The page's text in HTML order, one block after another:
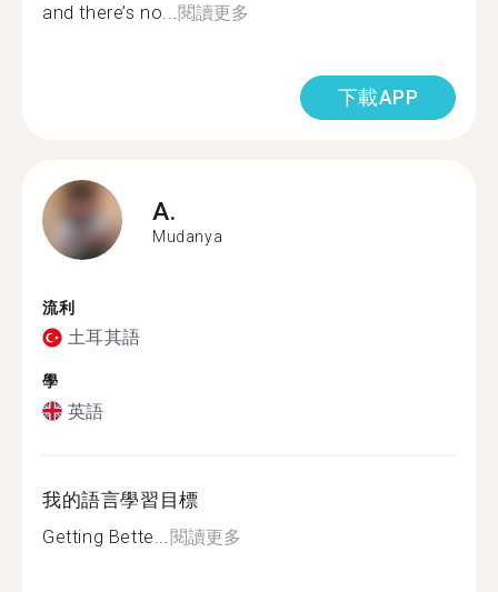
and there’s no... 閱讀更多
下載APP
A.
Mudanya
流利
土耳其語
學
英語
我的語言學習目標
Getting Bette... 閱讀更多